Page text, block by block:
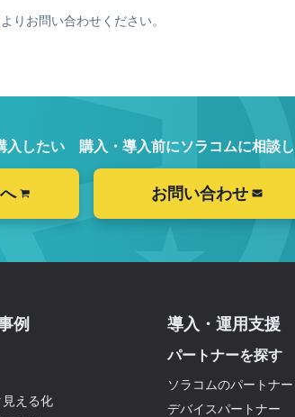
よりお問い合わせください。
入したい 購入・導入前にソラコムに相談
お問い合わせ
例
える化
導入・運用支援
パートナーを探す
ソラコムのパートナ
デバイスパートナー